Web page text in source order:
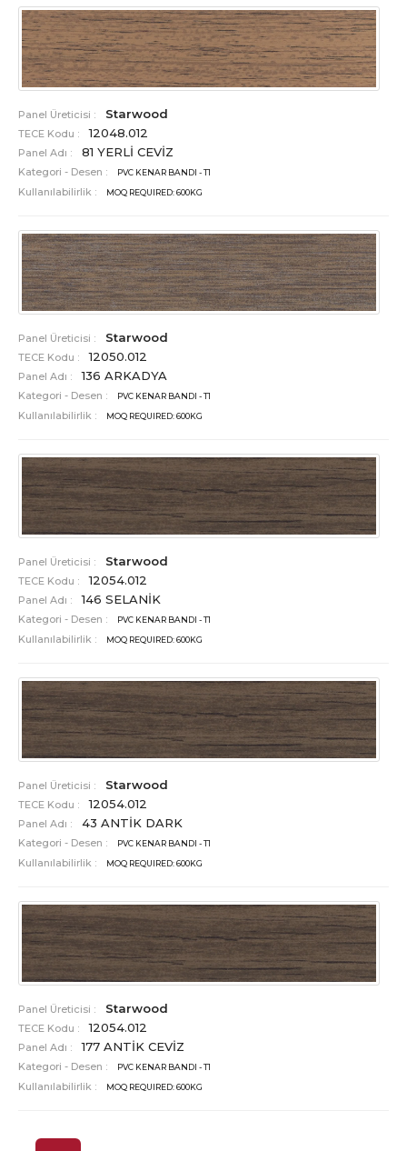
Panel Üreticisi : Starwood
TECE Kodu : 12048.012
Panel Adı : 81 YERLİ CEVİZ
Kategori - Desen : PVC KENAR BANDI - T1
Kullanılabilirlik : MOQ REQUIRED: 600KG
Panel Üreticisi : Starwood
TECE Kodu : 12050.012
Panel Adı : 136 ARKADYA
Kategori - Desen : PVC KENAR BANDI - T1
Kullanılabilirlik : MOQ REQUIRED: 600KG
Panel Üreticisi : Starwood
TECE Kodu : 12054.012
Panel Adı : 146 SELANİK
Kategori - Desen : PVC KENAR BANDI - T1
Kullanılabilirlik : MOQ REQUIRED: 600KG
Panel Üreticisi : Starwood
TECE Kodu : 12054.012
Panel Adı : 43 ANTİK DARK
Kategori - Desen : PVC KENAR BANDI - T1
Kullanılabilirlik : MOQ REQUIRED: 600KG
Panel Üreticisi : Starwood
TECE Kodu : 12054.012
Panel Adı : 177 ANTİK CEVİZ
Kategori - Desen : PVC KENAR BANDI - T1
Kullanılabilirlik : MOQ REQUIRED: 600KG